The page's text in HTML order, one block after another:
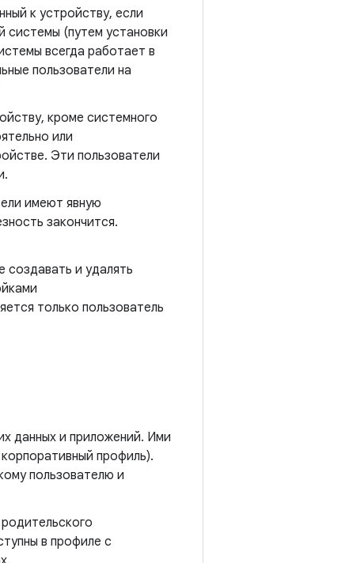
к устройству, если
системы (путем установки
всегда работает в
пользователи на
кроме системного
или
Эти пользователи
имеют явную
закончится.
и удалять
только пользователь
данных и приложений. Ими
профиль).
пользователю и
в профиле с